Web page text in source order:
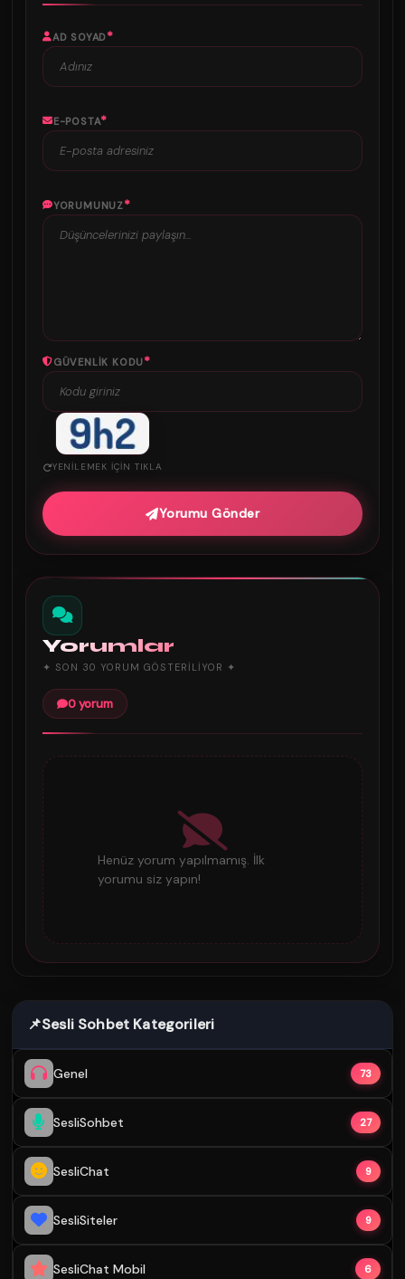
AD SOYAD*
E-POSTA*
YORUMUNUZ*
GÜVENLIK KODU*
YENILEMEK IÇIN TIKLA
Yorumu Gönder
Yorumlar
✦ SON 30 YORUM GÖSTERILIYOR ✦
0 yorum
Henüz yorum yapılmamış. İlk
yorumu siz yapın!
📌Sesli Sohbet Kategorileri
Genel 73
SesliSohbet 27
SesliChat 9
SesliSiteler 9
SesliChat Mobil 6